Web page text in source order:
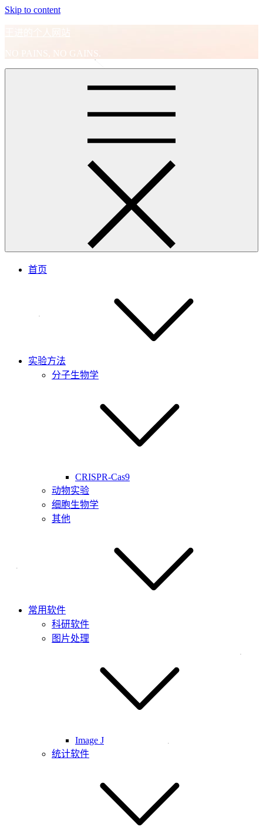
Skip to content
王进的个人网站
NO PAINS, NO GAINS.
首页
实验方法
分子生物学
CRISPR-Cas9
动物实验
细胞生物学
其他
常用软件
科研软件
图片处理
Image J
统计软件